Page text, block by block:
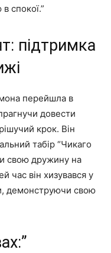
спокої.”
підтримка
перейшла в
довести
крок. Він
табір “Чикаго
свою дружину на
час він хизувався у
демонструючи свою